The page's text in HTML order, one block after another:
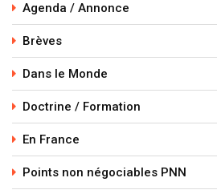
Agenda / Annonce
Brèves
Dans le Monde
Doctrine / Formation
En France
Points non négociables PNN